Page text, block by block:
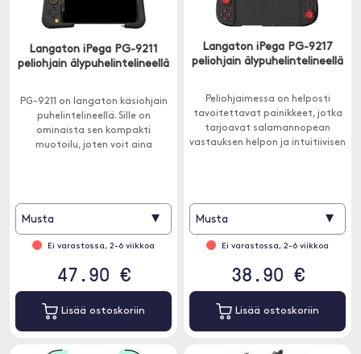
Langaton iPega PG-9211
peliohjain älypuhelintelineellä
PG-9211 on langaton käsiohjain
puhelintelineellä. Sille on
ominaista sen kompakti
muotoilu, joten voit aina
Musta ▾
Ei varastossa, 2-6 viikkoa
47.90 €
Lisää ostoskoriin
Langaton iPega PG-9217
peliohjain älypuhelintelineellä
Peliohjaimessa on helposti
tavoitettavat painikkeet, jotka
tarjoavat salamannopean
vastauksen helpon ja intuitiivisen
Musta ▾
Ei varastossa, 2-6 viikkoa
38.90 €
Lisää ostoskoriin